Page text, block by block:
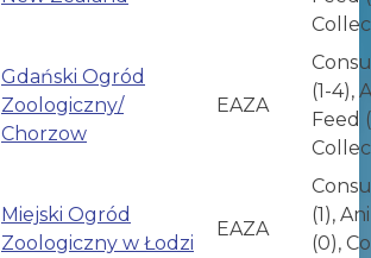
Gdański Ogród
Zoologiczny/
Chorzow
EAZA
(1-4),
Feed
Miejski Ogród
Zoologiczny w Łodzi
EAZA
(1),
(0),